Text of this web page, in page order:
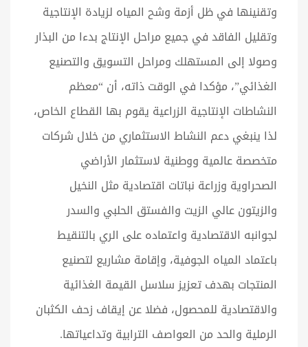
وتقنينها في ظل أزمة وشح المياه لزيادة الإنتاجية
وتقليل الفاقد في جميع مراحل الإنتاج بدءا من البذار
وصولا إلى المستهلك ومراحل التسويق والتصنيع
الغذائي”، مؤكدا في الوقت ذاته، أن “معظم
النشاطات الإنتاجية الزراعية يقوم بها القطاع الخاص،
لذا ينبغي دعم النشاط الاستثماري من خلال شركات
متخصصة عالمية ووطنية لاستثمار الأراضي
الصحراوية وزراعة نباتات اقتصادية مثل النخيل
والزيتون عالي الزيت والفستق الحلبي والسدر
لجوانبه الاقتصادية واعتماده على الري بالتنقيط
باعتماد المياه الجوفية، وإقامة مشاريع لتصنيع
المنتجات بهدف تعزيز سلاسل القيمة الغذائية
والاقتصادية للمحصول، فضلا عن إيقاف زحف الكثبان
الرملية والحد من العواصف الترابية وتداعياتها.